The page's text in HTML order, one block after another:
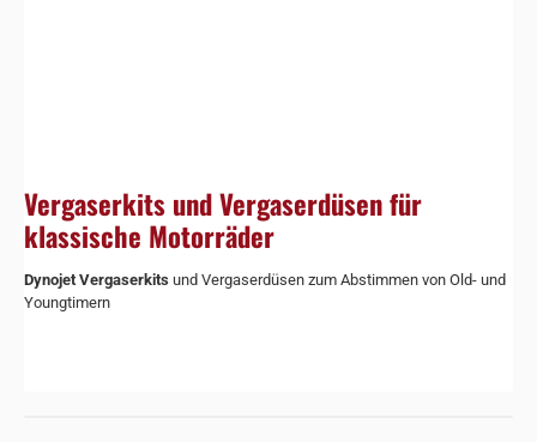
Vergaserkits und Vergaserdüsen für
klassische Motorräder
Dynojet Vergaserkits und Vergaserdüsen zum Abstimmen von Old- und
Youngtimern